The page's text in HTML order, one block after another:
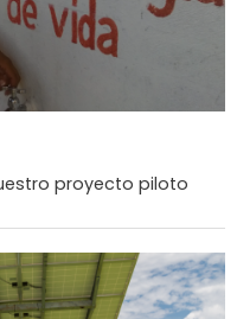
proyecto piloto